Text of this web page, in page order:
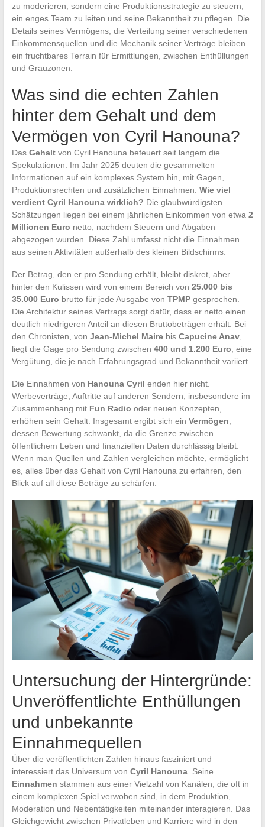
zu moderieren, sondern eine Produktionsstrategie zu steuern,
ein enges Team zu leiten und seine Bekanntheit zu pflegen. Die
Details seines Vermögens, die Verteilung seiner verschiedenen
Einkommensquellen und die Mechanik seiner Verträge bleiben
ein fruchtbares Terrain für Ermittlungen, zwischen Enthüllungen
und Grauzonen.
Was sind die echten Zahlen
hinter dem Gehalt und dem
Vermögen von Cyril Hanouna?
Das Gehaltvon Cyril Hanouna befeuert seit langem die
Spekulationen. Im Jahr 2025 deuten die gesammelten
Informationen auf ein komplexes System hin, mit Gagen,
Produktionsrechten und zusätzlichen Einnahmen. Wie viel
verdient Cyril Hanouna wirklich? Die glaubwürdigsten
Schätzungen liegen bei einem jährlichen Einkommen von etwa 2
Millionen Euro netto, nachdem Steuern und Abgaben
abgezogen wurden. Diese Zahl umfasst nicht die Einnahmen
aus seinen Aktivitäten außerhalb des kleinen Bildschirms.
Der Betrag, den er pro Sendung erhält, bleibt diskret, aber
hinter den Kulissen wird von einem Bereich von 25.000 bis
35.000 Euro brutto für jede Ausgabe von TPMPgesprochen.
Die Architektur seines Vertrags sorgt dafür, dass er netto einen
deutlich niedrigeren Anteil an diesen Bruttobeträgen erhält. Bei
den Chronisten, von Jean-Michel Mairebis Capucine Anav,
liegt die Gage pro Sendung zwischen 400 und 1.200 Euro , eine
Vergütung, die je nach Erfahrungsgrad und Bekanntheit variiert.
Die Einnahmen von Hanouna Cyril enden hier nicht.
Werbeverträge, Auftritte auf anderen Sendern, insbesondere im
Zusammenhang mit Fun Radio oder neuen Konzepten,
erhöhen sein Gehalt. Insgesamt ergibt sich ein Vermögen
dessen Bewertung schwankt, da die Grenze zwischen
öffentlichem Leben und finanziellen Daten durchlässig bleibt.
Wenn man Quellen und Zahlen vergleichen möchte, ermöglicht
es, alles über das Gehalt von Cyril Hanouna zu erfahren, den
Blick auf all diese Beträge zu schärfen.
Untersuchung der Hintergründe:
Unveröffentlichte Enthüllungen
und unbekannte
Einnahmequellen
Über die veröffentlichten Zahlen hinaus fasziniert und
interessiert das Universum von Cyril Hanouna. Seine
Einnahmen stammen aus einer Vielzahl von Kanälen, die oft in
einem komplexen Spiel verwoben sind, in dem Produktion,
Moderation und Nebentätigkeiten miteinander interagieren. Das
Gleichgewicht zwischen Privatleben und Karriere wird in den